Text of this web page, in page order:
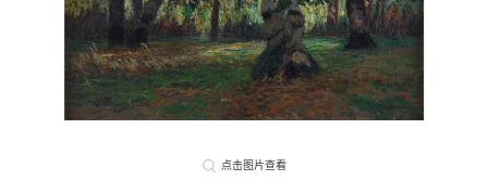
点击图片查看